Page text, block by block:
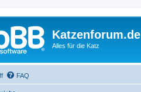
Katzenforum.de
Alles für die Katz
FAQ